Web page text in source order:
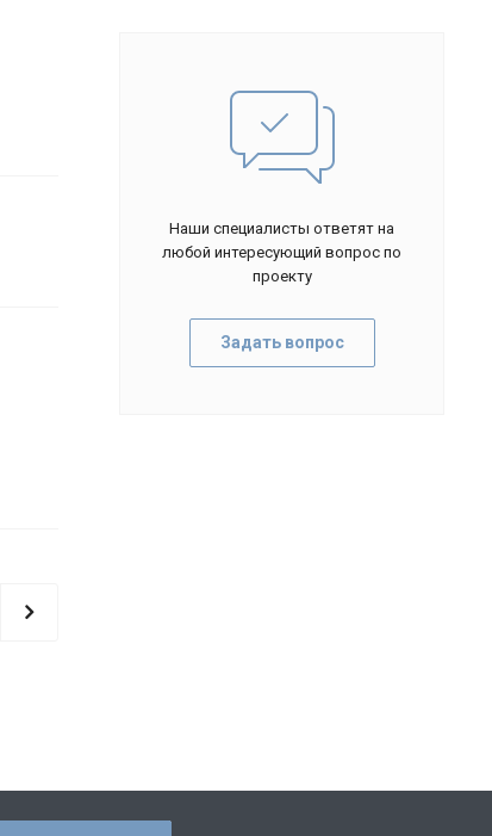
Наши специалисты ответят на
любой интересующий вопрос по
проекту
Задать вопрос